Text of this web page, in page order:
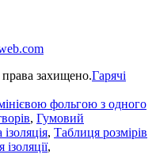
захищено.Гарячі
фольгою з одного
, Гумовий
, Таблиця розмірів
,